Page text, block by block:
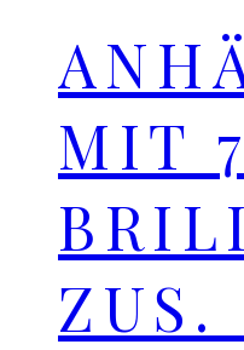
MIT 7
ZUS.